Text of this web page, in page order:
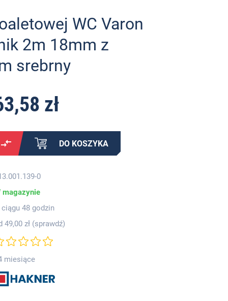
WC Varon
2m 18mm z
srebrny
zł
DO KOSZYKA
0
magazynie
48 godzin
49,00 zł (sprawdź)
miesiące